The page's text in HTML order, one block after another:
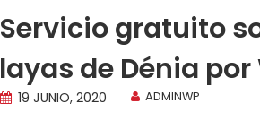
Servicio gratuito
layas de Dénia
19 JUNIO, 2020 ADMINWP